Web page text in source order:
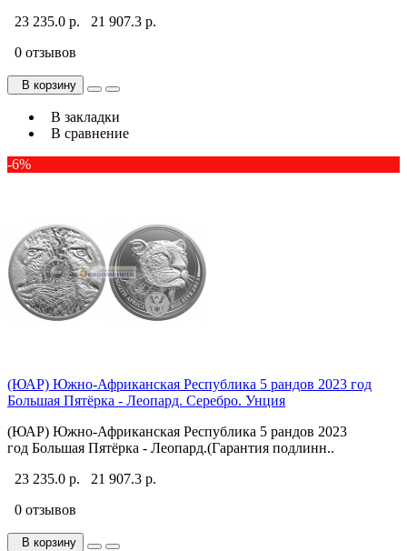
23 235.0 р.
21 907.3 р.
0 отзывов
В корзину
В закладки
В сравнение
-6%
(ЮАР) Южно-Африканская Республика 5 рандов 2023 год
Большая Пятёрка - Леопард. Серебро. Унция
(ЮАР) Южно-Африканская Республика 5 рандов 2023
год Большая Пятёрка - Леопард.(Гарантия подлинн..
23 235.0 р.
21 907.3 р.
0 отзывов
В корзину